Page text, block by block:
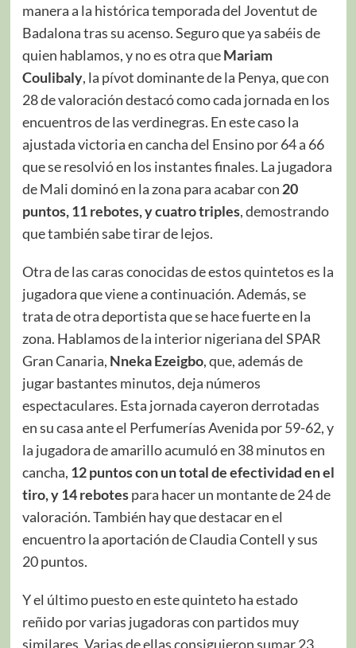
manera a la histórica temporada del Joventut de
Badalona tras su acenso. Seguro que ya sabéis de
quien hablamos, y no es otra queMariam
Coulibaly, la pívot dominante de la Penya, que con
28 de valoración destacó como cada jornada en los
encuentros de las verdinegras. En este caso la
ajustada victoria en cancha del Ensino por 64 a 66
que se resolvió en los instantes finales. La jugadora
de Mali dominó en la zona para acabar con 20
puntos, 11 rebotes, y cuatro triples, demostrando
que también sabe tirar de lejos.
Otra de las caras conocidas de estos quintetos es la
jugadora que viene a continuación. Además, se
trata de otra deportista que se hace fuerte en la
zona. Hablamos de la interior nigeriana del SPAR
Gran Canaria, Nneka Ezeigbo, que, además de
jugar bastantes minutos, deja números
espectaculares. Esta jornada cayeron derrotadas
en su casa ante el Perfumerías Avenida por 59-62, y
la jugadora de amarillo acumuló en 38 minutos en
cancha, 12 puntos con un total de efectividad en el
tiro, y 14 rebotespara hacer un montante de 24 de
valoración. También hay que destacar en el
encuentro la aportación de Claudia Contell y sus
20 puntos.
Y el último puesto en este quinteto ha estado
reñido por varias jugadoras con partidos muy
similares. Varias de ellas consiguieron sumar 23